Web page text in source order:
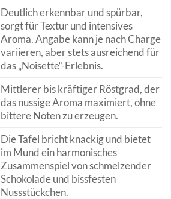
Deutlich erkennbar und spürbar,
sorgt für Textur und intensives
Aroma. Angabe kann je nach Charge
variieren, aber stets ausreichend für
das „Noisette“-Erlebnis.
Mittlerer bis kräftiger Röstgrad, der
das nussige Aroma maximiert, ohne
bittere Noten zu erzeugen.
Die Tafel bricht knackig und bietet
im Mund ein harmonisches
Zusammenspiel von schmelzender
Schokolade und bissfesten
Nussstückchen.